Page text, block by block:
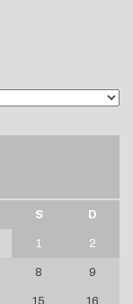
S D
1 2
8 9
15 16